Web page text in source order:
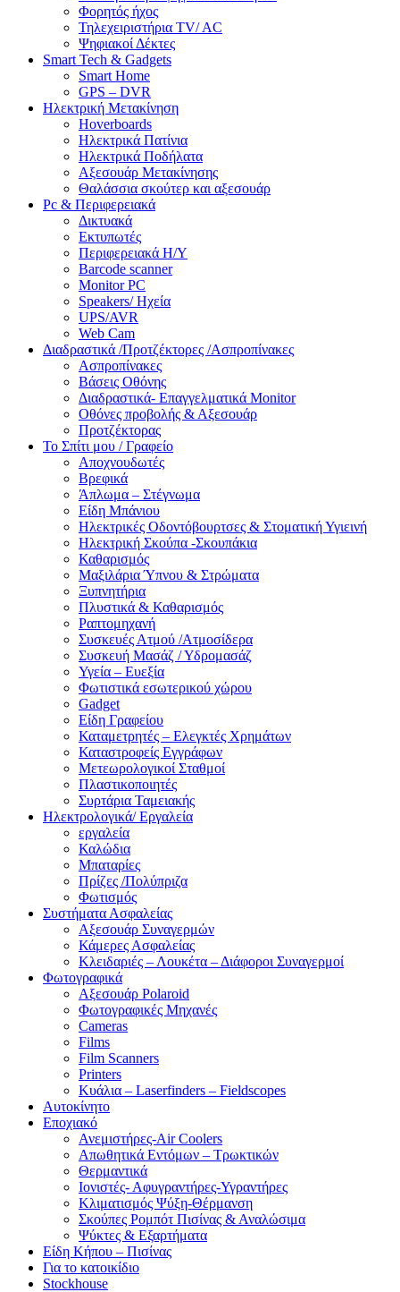
Φορητός ήχος
Τηλεχειριστήρια TV/ AC
Ψηφιακοί Δέκτες
Smart Tech & Gadgets
Smart Home
GPS – DVR
Ηλεκτρική Μετακίνηση
Hoverboards
Ηλεκτρικά Πατίνια
Ηλεκτρικά Ποδήλατα
Αξεσουάρ Μετακίνησης
Θαλάσσια σκούτερ και αξεσουάρ
Pc & Περιφερειακά
Δικτυακά
Εκτυπωτές
Περιφερειακά Η/Υ
Barcode scanner
Monitor PC
Speakers/ Ηχεία
UPS/AVR
Web Cam
Διαδραστικά /Προτζέκτορες /Ασπροπίνακες
Ασπροπίνακες
Βάσεις Οθόνης
Διαδραστικά- Επαγγελματικά Monitor
Οθόνες προβολής & Αξεσουάρ
Προτζέκτορας
Το Σπίτι μου / Γραφείο
Αποχνουδωτές
Βρεφικά
Άπλωμα – Στέγνωμα
Είδη Μπάνιου
Ηλεκτρικές Οδοντόβουρτσες & Στοματική Υγιεινή
Ηλεκτρική Σκούπα -Σκουπάκια
Καθαρισμός
Μαξιλάρια Ύπνου & Στρώματα
Ξυπνητήρια
Πλυστικά & Καθαρισμός
Ραπτομηχανή
Συσκευές Ατμού /Ατμοσίδερα
Συσκευή Μασάζ / Υδρομασάζ
Υγεία – Ευεξία
Φωτιστικά εσωτερικού χώρου
Gadget
Είδη Γραφείου
Καταμετρητές – Ελεγκτές Χρημάτων
Καταστροφείς Εγγράφων
Μετεωρολογικοί Σταθμοί
Πλαστικοποιητές
Συρτάρια Ταμειακής
Ηλεκτρολογικά/ Εργαλεία
εργαλεία
Καλώδια
Μπαταρίες
Πρίζες /Πολύπριζα
Φωτισμός
Συστήματα Ασφαλείας
Αξεσουάρ Συναγερμών
Κάμερες Ασφαλείας
Κλειδαριές – Λουκέτα – Διάφοροι Συναγερμοί
Φωτογραφικά
Αξεσουάρ Polaroid
Φωτογραφικές Μηχανές
Cameras
Films
Film Scanners
Printers
Κυάλια – Laserfinders – Fieldscopes
Αυτοκίνητο
Εποχιακό
Ανεμιστήρες-Air Coolers
Απωθητικά Εντόμων – Τρωκτικών
Θερμαντικά
Ιονιστές- Αφυγραντήρες-Υγραντήρες
Κλιματισμός Ψύξη-Θέρμανση
Σκούπες Ρομπότ Πισίνας & Αναλώσιμα
Ψύκτες & Εξαρτήματα
Είδη Κήπου – Πισίνας
Για το κατοικίδιο
Stockhouse